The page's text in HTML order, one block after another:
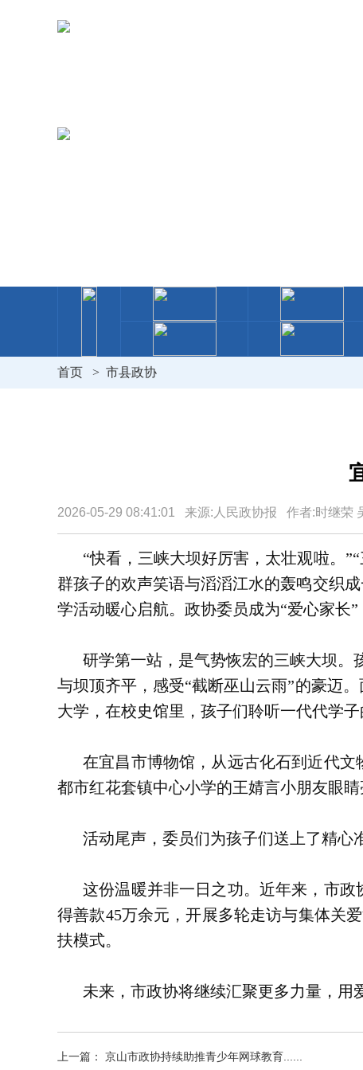
首页 > 市县政协
2026-05-29 08:41:01 来源:人民政协报 作者:时继荣
“快看，三峡大坝好厉害，太壮观啦。
群孩子的欢声笑语与滔滔江水的轰鸣交织
学活动暖心启航。政协委员成为“爱心家长
研学第一站，是气势恢宏的三峡大坝。
与坝顶齐平，感受“截断巫山云雨”的豪迈
大学，在校史馆里，孩子们聆听一代代学
在宜昌市博物馆，从远古化石到近代
都市红花套镇中心小学的王婧言小朋友眼
活动尾声，委员们为孩子们送上了精
这份温暖并非一日之功。近年来，市
得善款45万余元，开展多轮走访与集体关
扶模式。
未来，市政协将继续汇聚更多力量，用
上一篇： 京山市政协持续助推青少年网球教育......